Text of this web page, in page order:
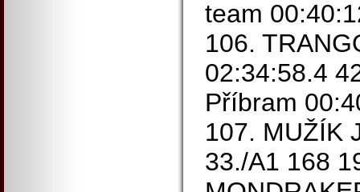
team
106.
02:34:58.4
Příbram
107. MUŽÍK
33./A1 168